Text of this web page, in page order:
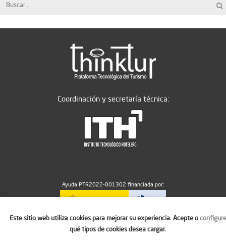
Coordinación y secretaría técnica:
Ayuda PTR2022-001302 financiada por:
MICIU/AEI/10.13039/501100011033
Este sitio web utiliza cookies para mejorar su experiencia. Acepte oconfigure
qué tipos de cookies desea cargar.